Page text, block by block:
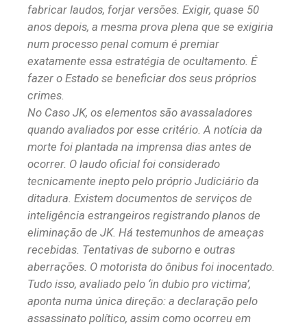
fabricar laudos, forjar versões. Exigir, quase 50
anos depois, a mesma prova plena que se exigiria
num processo penal comum é premiar
exatamente essa estratégia de ocultamento. É
fazer o Estado se beneficiar dos seus próprios
crimes.
No Caso JK, os elementos são avassaladores
quando avaliados por esse critério. A notícia da
morte foi plantada na imprensa dias antes de
ocorrer. O laudo oficial foi considerado
tecnicamente inepto pelo próprio Judiciário da
ditadura. Existem documentos de serviços de
inteligência estrangeiros registrando planos de
eliminação de JK. Há testemunhos de ameaças
recebidas. Tentativas de suborno e outras
aberrações. O motorista do ônibus foi inocentado.
Tudo isso, avaliado pelo ‘in dubio pro victima’,
aponta numa única direção: a declaração pelo
assassinato político, assim como ocorreu em